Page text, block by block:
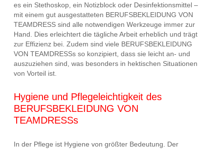
es ein Stethoskop, ein Notizblock oder Desinfektionsmittel –
mit einem gut ausgestatteten BERUFSBEKLEIDUNG VON
TEAMDRESS sind alle notwendigen Werkzeuge immer zur
Hand. Dies erleichtert die tägliche Arbeit erheblich und trägt
zur Effizienz bei. Zudem sind viele BERUFSBEKLEIDUNG
VON TEAMDRESSs so konzipiert, dass sie leicht an- und
auszuziehen sind, was besonders in hektischen Situationen
von Vorteil ist.
Hygiene und Pflegeleichtigkeit des
BERUFSBEKLEIDUNG VON
TEAMDRESSs
In der Pflege ist Hygiene von größter Bedeutung. Der